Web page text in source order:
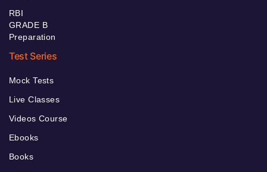
RBI
GRADE B
Preparation
Test Series
Mock Tests
Live Classes
Videos Course
Ebooks
Books